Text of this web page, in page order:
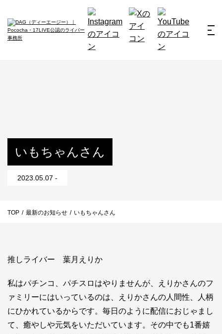
所属ライバー
最新のお知らせ
お仕事のご相談・お問い合わせ
いもちゃんさん
2023.05.07 -
TOP / 最新のお知らせ / いもちゃんさん
推しライバー 葉月えりか
私はパチンコ、パチスロはやりませんが、えりかさんのフ
ァミリーにはいっているのは、えりかさんの人間性、人柄
にひかれているからです。毎日のように配信におじゃまし
て、癒やしや元気をいただいています。その中でも1番嬉